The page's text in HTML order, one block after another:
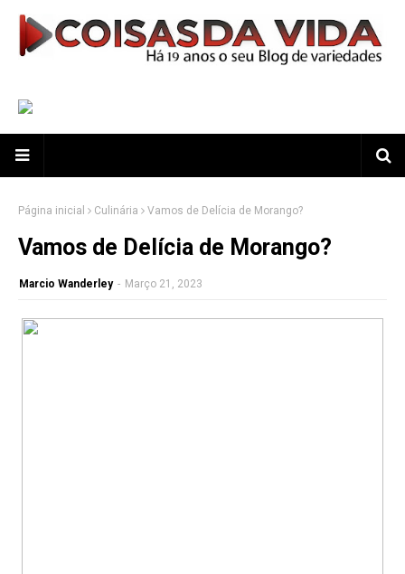
Página inicial Culinária Vamos de Delícia de Morango?
Vamos de Delícia de Morango?
Marcio Wanderley - Março 21, 2023